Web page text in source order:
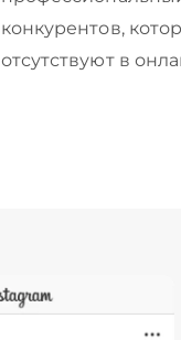
конкурентов,
отсутствуют в